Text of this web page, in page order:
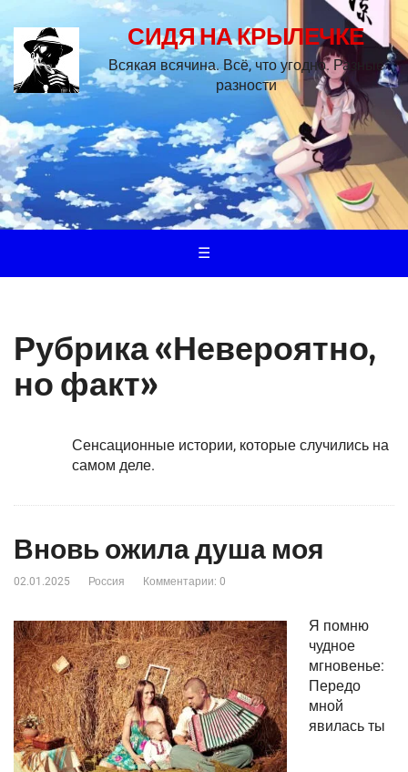
СИДЯ НА КРЫЛЕЧКЕ
Всякая всячина. Всё, что угодно. Разные
разности
☰
Рубрика «Невероятно,
но факт»
Сенсационные истории, которые случились на
самом деле.
Вновь ожила душа моя
02.01.2025 Россия Комментарии: 0
Я помню
чудное
мгновенье:
Передо
мной
явилась ты